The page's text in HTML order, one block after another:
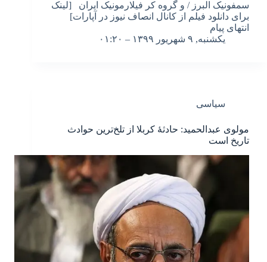
سمفونیک البرز / و گروه کر فیلارمونیک ایران [لینک
برای دانلود فیلم از کانال انصاف نیوز در آپارات]
انتهای پیام
یکشنبه, ۹ شهریور ۱۳۹۹ – ۰۱:۲۰
سیاسی
مولوی عبدالحمید: حادثۀ کربلا از تلخ‌ترین حوادث
تاریخ است